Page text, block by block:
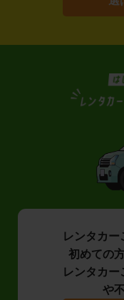
レンタカー
初めての
レンタカ
や